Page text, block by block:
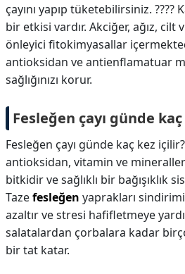
çayını yapıp tüketebilirsiniz. ????
bir etkisi vardır. Akciğer, ağız,
önleyici fitokimyasallar
antioksidan ve antienflamatuar
sağlığınızı korur.
Fesleğen çayı günde
Fesleğen çayı günde kaç kez
antioksidan, vitamin ve
bitkidir ve sağlıklı bir bağışıklık
Tazefesleğen yaprakları
azaltır ve stresi hafifletmeye
salatalardan çorbalara kadar
bir tat katar.